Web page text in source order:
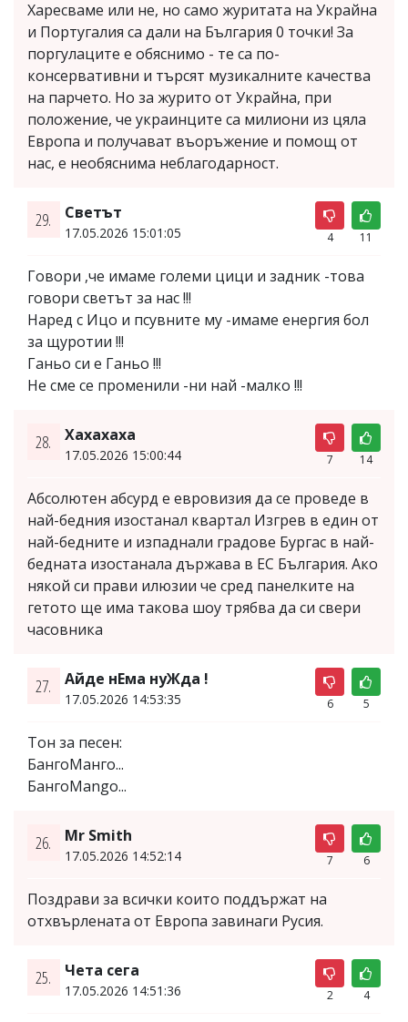
Харесваме или не, но само журитата на Украйна
и Португалия са дали на България 0 точки! За
поргулаците е обяснимо - те са по-
консервативни и търсят музикалните качества
на парчето. Но за журито от Украйна, при
положение, че украинците са милиони из цяла
Европа и получават въоръжение и помощ от
нас, е необяснима неблагодарност.
29. Светът
17.05.2026 15:01:05 4 11
Говори ,че имаме големи цици и задник -това
говори светът за нас !!!
Наред с Ицо и псувните му -имаме енергия бол
за щуротии !!!
Ганьо си е Ганьо !!!
Не сме се променили -ни най -малко !!!
28. Хахахаха
17.05.2026 15:00:44 7 14
Абсолютен абсурд е евровизия да се проведе в
най-бедния изостанал квартал Изгрев в един от
най-бедните и изпаднали градове Бургас в най-
бедната изостанала държава в ЕС България. Ако
някой си прави илюзии че сред панелките на
гетото ще има такова шоу трябва да си свери
часовника
27. Айде нЕма нyЖда !
17.05.2026 14:53:35 6 5
Тон за песен:
БангоМанго...
БангоMango...
26. Mr Smith
17.05.2026 14:52:14 7 6
Поздрави за всички които поддържат на
отхвърлената от Европа завинаги Русия.
25. Чета сега
17.05.2026 14:51:36 2 4